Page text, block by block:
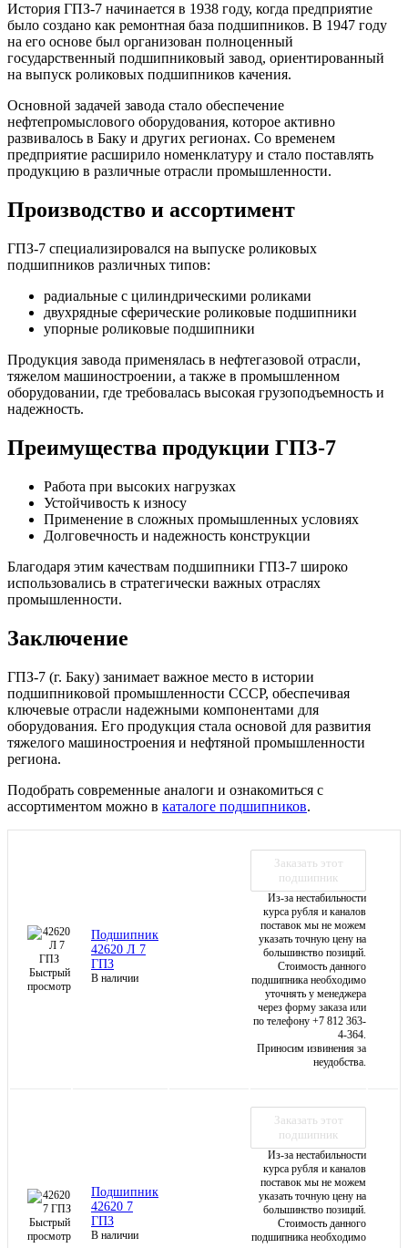
История ГПЗ-7 начинается в 1938 году, когда предприятие
было создано как ремонтная база подшипников. В 1947 году
на его основе был организован полноценный
государственный подшипниковый завод, ориентированный
на выпуск роликовых подшипников качения.
Основной задачей завода стало обеспечение
нефтепромыслового оборудования, которое активно
развивалось в Баку и других регионах. Со временем
предприятие расширило номенклатуру и стало поставлять
продукцию в различные отрасли промышленности.
Производство и ассортимент
ГПЗ-7 специализировался на выпуске роликовых
подшипников различных типов:
радиальные с цилиндрическими роликами
двухрядные сферические роликовые подшипники
упорные роликовые подшипники
Продукция завода применялась в нефтегазовой отрасли,
тяжелом машиностроении, а также в промышленном
оборудовании, где требовалась высокая грузоподъемность и
надежность.
Преимущества продукции ГПЗ-7
Работа при высоких нагрузках
Устойчивость к износу
Применение в сложных промышленных условиях
Долговечность и надежность конструкции
Благодаря этим качествам подшипники ГПЗ-7 широко
использовались в стратегически важных отраслях
промышленности.
Заключение
ГПЗ-7 (г. Баку) занимает важное место в истории
подшипниковой промышленности СССР, обеспечивая
ключевые отрасли надежными компонентами для
оборудования. Его продукция стала основой для развития
тяжелого машиностроения и нефтяной промышленности
региона.
Подобрать современные аналоги и ознакомиться с
ассортиментом можно в каталоге подшипников.
Быстрый
просмотр
Подшипник
42620 Л 7
ГПЗ
В наличии
Заказать этот
подшипник
Из-за нестабильности
курса рубля и каналов
поставок мы не можем
указать точную цену на
большинство позиций.
Стоимость данного
подшипника необходимо
уточнять у менеджера
через форму заказа или
по телефону +7 812 363-
4-364.
Приносим извинения за
неудобства.
Быстрый
просмотр
Подшипник
42620 7
ГПЗ
В наличии
Заказать этот
подшипник
Из-за нестабильности
курса рубля и каналов
поставок мы не можем
указать точную цену на
большинство позиций.
Стоимость данного
подшипника необходимо